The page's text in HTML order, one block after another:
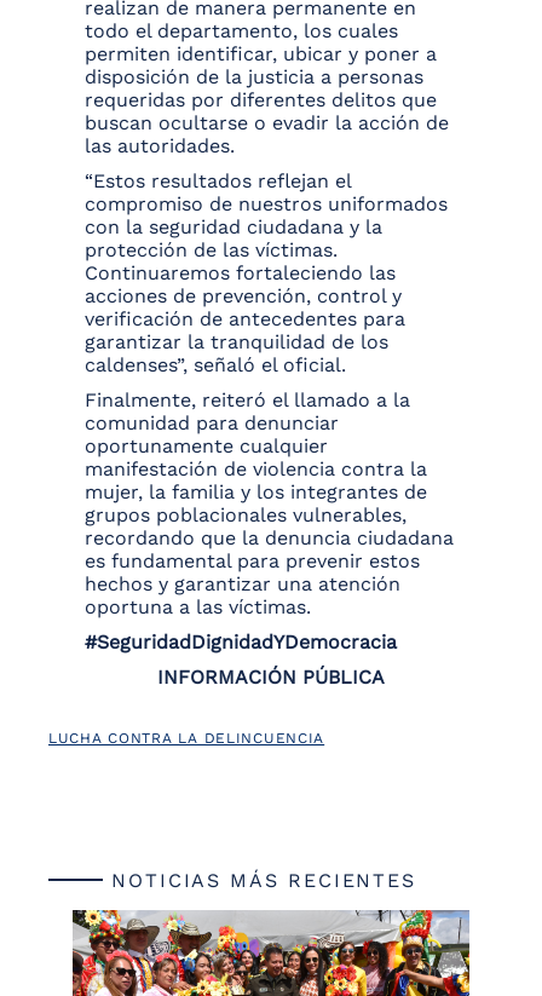
realizan de manera permanente en
todo el departamento, los cuales
permiten identificar, ubicar y poner a
disposición de la justicia a personas
requeridas por diferentes delitos que
buscan ocultarse o evadir la acción de
las autoridades.
“Estos resultados reflejan el
compromiso de nuestros uniformados
con la seguridad ciudadana y la
protección de las víctimas.
Continuaremos fortaleciendo las
acciones de prevención, control y
verificación de antecedentes para
garantizar la tranquilidad de los
caldenses”, señaló el oficial.
Finalmente, reiteró el llamado a la
comunidad para denunciar
oportunamente cualquier
manifestación de violencia contra la
mujer, la familia y los integrantes de
grupos poblacionales vulnerables,
recordando que la denuncia ciudadana
es fundamental para prevenir estos
hechos y garantizar una atención
oportuna a las víctimas.
#SeguridadDignidadYDemocracia
INFORMACIÓN PÚBLICA
LUCHA CONTRA LA DELINCUENCIA
NOTICIAS MÁS RECIENTES